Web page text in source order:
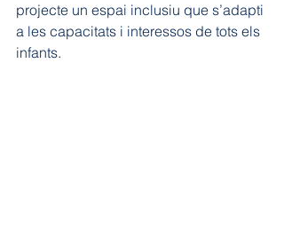
projecte un espai inclusiu que s’adapti
a les capacitats i interessos de tots els
infants.